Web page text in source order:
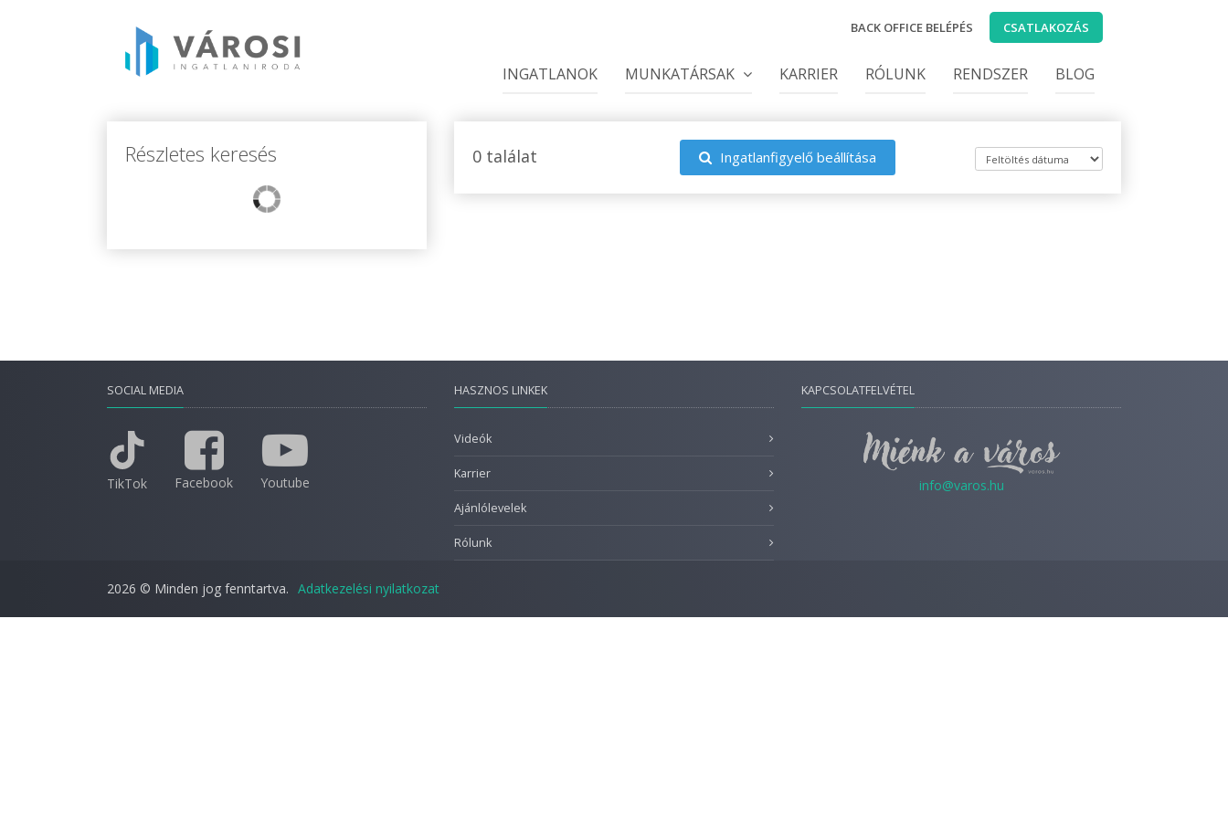
BACK OFFICE BELÉPÉS CSATLAKOZÁS
INGATLANOK MUNKATÁRSAK KARRIER RÓLUNK RENDSZER BLOG
Részletes keresés 0 találat Ingatlanfigyelő beállítása
SOCIAL MEDIA
TikTok Facebook Youtube
HASZNOS LINKEK
Videók
Karrier
Ajánlólevelek
Rólunk
KAPCSOLATFELVÉTEL
info@varos.hu
2026 © Minden jog fenntartva. Adatkezelési nyilatkozat